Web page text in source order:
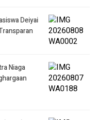
Deiyai
Niaga